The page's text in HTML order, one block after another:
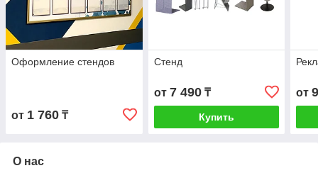
Оформление стендов
от 1 760 ₸
Стенд
от 7 490₸
Купить
от
О нас